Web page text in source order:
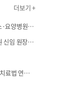
더보기 +
한국병원약사회 박희진 중소·요양병원이사(충청북도 청주의료원 약제팀장) 부친상
복지부, 한국보건산업진흥원 신임 원장에 고상백 교수 임명
한국임상약학회, 2026 약물치료법 연수강좌 8월 21일 개최